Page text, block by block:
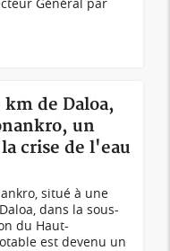
de Daloa,
un
crise de l'eau
situé à une
dans la sous-
du Haut-
est devenu un